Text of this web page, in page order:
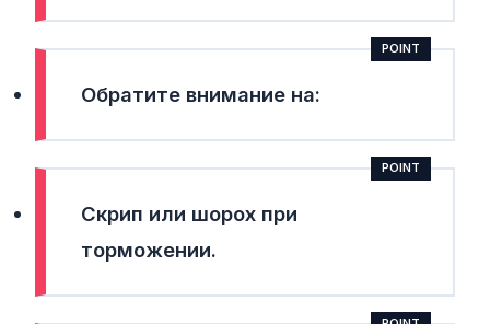
Обратите внимание на:
Скрип или шорох при
торможении.